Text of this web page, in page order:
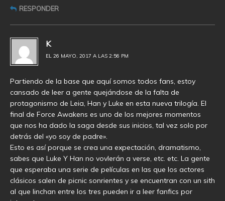
RESPONDER
K
EL 26 MAYO, 2017 A LAS 2:56 PM
Partiendo de la base que aquí somos todos fans, estoy
cansado de leer a gente quejándose de la falta de
protagonismo de Leia, Han y Luke en esta nueva trilogía. El
final de Force Awakens es uno de los mejores momentos
que nos ha dado la saga desde sus inicios, tal vez solo por
detrás del «yo soy de padre».
Esto es así porque se crea una expectación, dramatismo,
sabes que Luke Y Han no vovlerán a verse, etc. etc. La gente
que esperaba una serie de películas en las que los actores
clásicos salen de picnic sonrientes y se encuentran con un sith
al que linchan entre los tres pueden ir a leer fanfics por